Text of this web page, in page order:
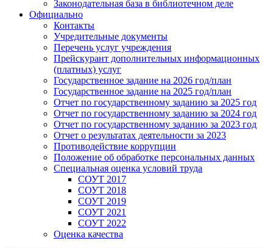
Законодательная база в библиотечном деле
Официально
Контакты
Учредительные документы
Перечень услуг учреждения
Прейскурант дополнительных информационных
(платных) услуг
Государственное задание на 2026 год/план
Государственное задание на 2025 год/план
Отчет по государственному заданию за 2025 год
Отчет по государственному заданию за 2024 год
Отчет по государственному заданию за 2023 год
Отчет о результатах деятельности за 2023
Противодействие коррупции
Положение об обработке персональных данных
Специальная оценка условий труда
СОУТ 2017
СОУТ 2018
СОУТ 2019
СОУТ 2021
СОУТ 2022
Оценка качества